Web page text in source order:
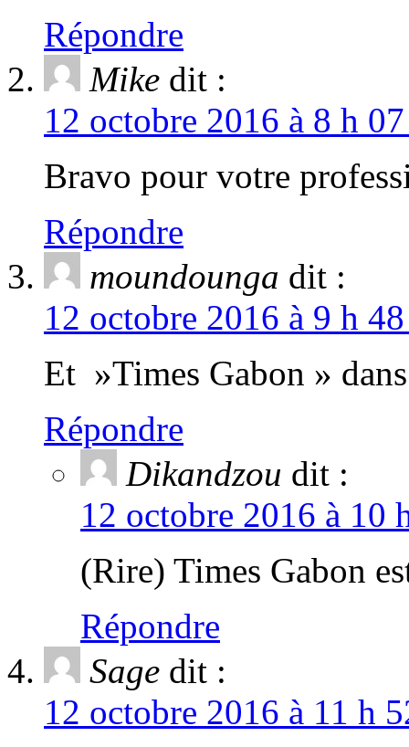
Répondre
Mike dit :
12 octobre 2016 à 8 h
Bravo pour votre
Répondre
moundounga dit :
12 octobre 2016 à 9 h
Et »Times Gabon »
Répondre
Dikandzou dit :
12 octobre 2016 à 10
(Rire) Times Gabon
Répondre
Sage dit :
12 octobre 2016 à 11 h